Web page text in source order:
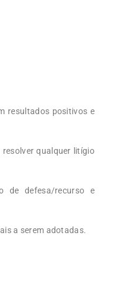
resultados positivos e
qualquer litígio
de defesa/recurso e
a serem adotadas.